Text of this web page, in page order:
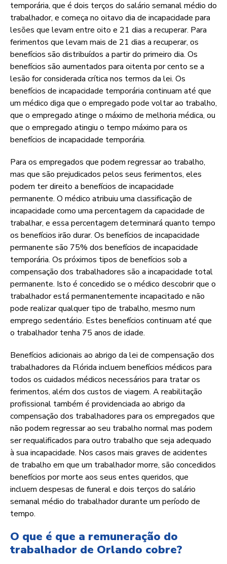
temporária, que é dois terços do salário semanal médio do
trabalhador, e começa no oitavo dia de incapacidade para
lesões que levam entre oito e 21 dias a recuperar. Para
ferimentos que levam mais de 21 dias a recuperar, os
benefícios são distribuídos a partir do primeiro dia. Os
benefícios são aumentados para oitenta por cento se a
lesão for considerada crítica nos termos da lei. Os
benefícios de incapacidade temporária continuam até que
um médico diga que o empregado pode voltar ao trabalho,
que o empregado atinge o máximo de melhoria médica, ou
que o empregado atingiu o tempo máximo para os
benefícios de incapacidade temporária.
Para os empregados que podem regressar ao trabalho,
mas que são prejudicados pelos seus ferimentos, eles
podem ter direito a benefícios de incapacidade
permanente. O médico atribuiu uma classificação de
incapacidade como uma percentagem da capacidade de
trabalhar, e essa percentagem determinará quanto tempo
os benefícios irão durar. Os benefícios de incapacidade
permanente são 75% dos benefícios de incapacidade
temporária. Os próximos tipos de benefícios sob a
compensação dos trabalhadores são a incapacidade total
permanente. Isto é concedido se o médico descobrir que o
trabalhador está permanentemente incapacitado e não
pode realizar qualquer tipo de trabalho, mesmo num
emprego sedentário. Estes benefícios continuam até que
o trabalhador tenha 75 anos de idade.
Benefícios adicionais ao abrigo da lei de compensação dos
trabalhadores da Flórida incluem benefícios médicos para
todos os cuidados médicos necessários para tratar os
ferimentos, além dos custos de viagem. A reabilitação
profissional também é providenciada ao abrigo da
compensação dos trabalhadores para os empregados que
não podem regressar ao seu trabalho normal mas podem
ser requalificados para outro trabalho que seja adequado
à sua incapacidade. Nos casos mais graves de acidentes
de trabalho em que um trabalhador morre, são concedidos
benefícios por morte aos seus entes queridos, que
incluem despesas de funeral e dois terços do salário
semanal médio do trabalhador durante um período de
tempo.
O que é que a remuneração do
trabalhador de Orlando cobre?